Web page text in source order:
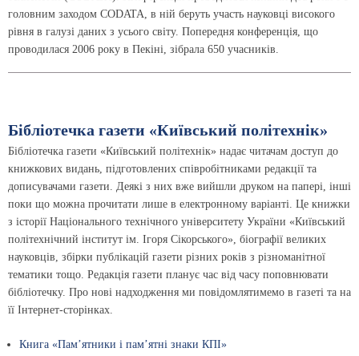
головним заходом СODATA, в ній беруть участь науковці високого
рівня в галузі даних з усього світу. Попередня конференція, що
проводилася 2006 року в Пекіні, зібрала 650 учасників.
Бібліотечка газети «Київський політехнік»
Бібліотечка газети «Київський політехнік» надає читачам доступ до
книжкових видань, підготовлених співробітниками редакції та
дописувачами газети. Деякі з них вже вийшли друком на папері, інші
поки що можна прочитати лише в електронному варіанті. Це книжки
з історії Національного технічного університету України «Київський
політехнічний інститут ім. Ігоря Сікорського», біографії великих
науковців, збірки публікацій газети різних років з різноманітної
тематики тощо. Редакція газети планує час від часу поповнювати
бібліотечку. Про нові надходження ми повідомлятимемо в газеті та на
її Інтернет-сторінках.
Книга «Пам’ятники і пам’ятні знаки КПІ»